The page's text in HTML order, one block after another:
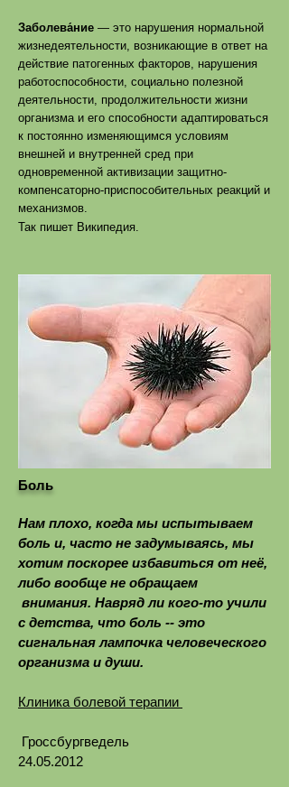
Заболева́ние — это нарушения нормальной
жизнедеятельности, возникающие в ответ на
действие патогенных факторов, нарушения
работоспособности, социально полезной
деятельности, продолжительности жизни
организма и его способности адаптироваться
к постоянно изменяющимся условиям
внешней и внутренней сред при
одновременной активизации защитно-
компенсаторно-приспособительных реакций и
механизмов.
Так пишет Википедия.
Боль
Нам плохо, когда мы испытываем
боль и, часто не задумываясь, мы
хотим поскорее избавиться от неё,
либо вообще не обращаем
внимания. Навряд ли кого-то учили
с детства, что боль -- это
сигнальная лампочка человеческого
организма и души.
Клиника болевой терапии
Гроссбургведель
24.05.2012